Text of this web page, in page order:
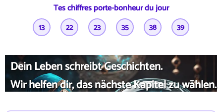
Tes chiffres porte-bonheur du jour
13 22 23 35 38 39
Dein Leben schreibt Geschichten.
Wir helfen dir, das nächste Kapitel zu wählen.